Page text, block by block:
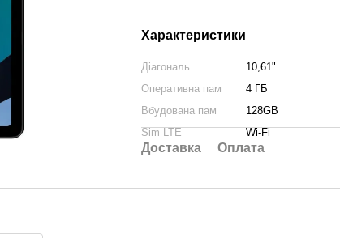
Характеристики
Діагональ
10,61"
Оперативна пам
4 ГБ
Вбудована пам
128GB
Sim LTE
Wi-Fi
Доставка Оплата